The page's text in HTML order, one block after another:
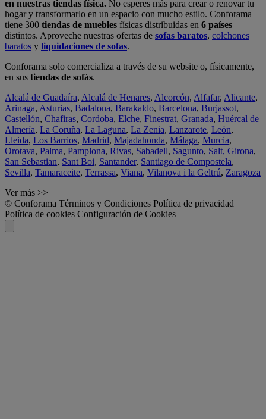
en nuestras tiendas física. No esperes más para crear o renovar tu
hogar y transformarlo en un espacio con mucho estilo. Conforama
tiene 300 tiendas de muebles físicas distribuidas en 6 países
distintos. Aproveche nuestras ofertas de sofas baratos, colchones
baratos y liquidaciones de sofas.
Conforama solo comercializa a través de su website o, físicamente,
en sus tiendas de sofás.
Alcalá de Guadaíra, Alcalá de Henares, Alcorcón, Alfafar, Alicante,
Arinaga, Asturias, Badalona, Barakaldo, Barcelona, Burjassot,
Castellón, Chafiras, Cordoba, Elche, Finestrat, Granada, Huércal de
Almería, La Coruña, La Laguna, La Zenia, Lanzarote, León,
Lleida, Los Barrios, Madrid, Majadahonda, Málaga, Murcia,
Orotava, Palma, Pamplona, Rivas, Sabadell, Sagunto, Salt, Girona,
San Sebastian, Sant Boi, Santander, Santiago de Compostela,
Sevilla, Tamaraceite, Terrassa, Viana, Vilanova i la Geltrú, Zaragoza
Ver más >>
© Conforama Términos y Condiciones Política de privacidad
Política de cookies Configuración de Cookies